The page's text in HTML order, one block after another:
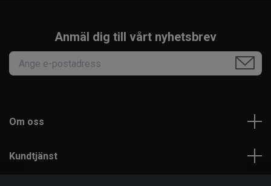
Anmäl dig till vårt nyhetsbrev
Om oss
Kundtjänst